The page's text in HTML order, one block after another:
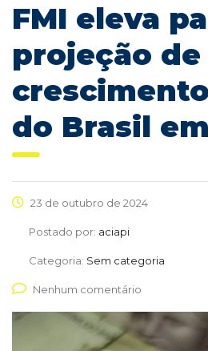
FMI eleva
projeção de
do Brasil
23 de outubro de 2024
Postado por: aciapi
Categoria: Sem categoria
Nenhum comentário